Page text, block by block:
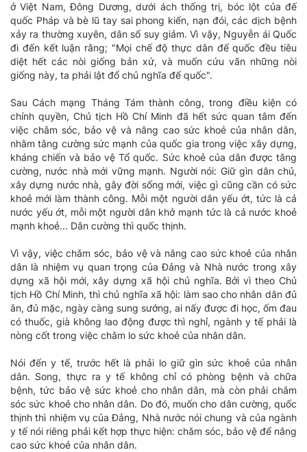
ở Việt Nam, Đông Dương, dưới ách thống trị, bóc lột của đế
quốc Pháp và bè lũ tay sai phong kiến, nạn đói, các dịch bệnh
xảy ra thường xuyên, dân số suy giảm. Vì vậy, Nguyễn ái Quốc
đi đến kết luận rằng; "Mọi chế độ thực dân đế quốc đều tiêu
diệt hết các nòi giống bản xứ, và muốn cứu vãn những nòi
giống này, ta phải lật đổ chủ nghĩa đế quốc".
Sau Cách mạng Tháng Tám thành công, trong điều kiện có
chính quyền, Chủ tịch Hồ Chí Minh đã hết sức quan tâm đến
việc chǎm sóc, bảo vệ và nâng cao sức khoẻ của nhân dân,
nhằm tǎng cường sức mạnh của quốc gia trong việc xây dựng,
kháng chiến và bảo vệ Tổ quốc. Sức khoẻ của dân được tǎng
cường, nước nhà mới vững mạnh. Người nói: Giữ gìn dân chủ,
xây dựng nước nhà, gây đời sống mới, việc gì cũng cần có sức
khoẻ mới làm thành công. Mỗi một người dân yếu ớt, tức là cả
nước yếu ớt, mỗi một người dân khở mạnh tức là cả nước khoẻ
mạnh khoẻ... Dân cường thì quốc thịnh.
Vì vậy, việc chǎm sóc, bảo vệ và nâng cao sức khoẻ của nhân
dân là nhiệm vụ quan trọng của Đảng và Nhà nước trong xây
dựng xã hội mới, xây dựng xã hội chủ nghĩa. Bởi vì theo Chủ
tịch Hồ Chí Minh, thì chủ nghĩa xã hội: làm sao cho nhân dân đủ
ǎn, đủ mặc, ngày càng sung sướng, ai nấy được đi học, ốm đau
có thuốc, già không lao động được thì nghỉ, ngành y tế phải là
nòng cốt trong việc chǎm lo sức khoẻ của nhân dân.
Nói đến y tế, trước hết là phải lo giữ gìn sức khoẻ của nhân
dân. Song, thực ra y tế không chỉ có phòng bệnh và chữa
bệnh, tức bảo vệ sức khoẻ cho nhân dân, mà còn phải chǎm
sóc sức khoẻ cho nhân dân. Do đó, muốn cho dân cường, quốc
thịnh thì nhiệm vụ của Đảng, Nhà nước nói chung và của ngành
y tế nói riêng phải kết hợp thực hiện: chǎm sóc, bảo vệ để nâng
cao sức khoẻ của nhân dân.